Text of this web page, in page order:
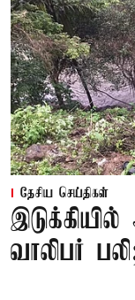
தேசிய செய்திகள்
வாலிபர்